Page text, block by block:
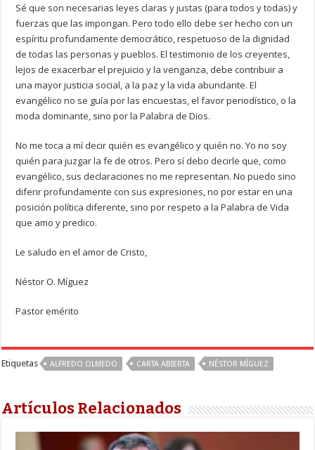
Sé que son necesarias leyes claras y justas (para todos y todas) y
fuerzas que las impongan. Pero todo ello debe ser hecho con un
espíritu profundamente democrático, respetuoso de la dignidad
de todas las personas y pueblos. El testimonio de los creyentes,
lejos de exacerbar el prejuicio y la venganza, debe contribuir a
una mayor justicia social, a la paz y la vida abundante. El
evangélico no se guía por las encuestas, el favor periodístico, o la
moda dominante, sino por la Palabra de Dios.
No me toca a mí decir quién es evangélico y quién no. Yo no soy
quién para juzgar la fe de otros. Pero sí debo decirle que, como
evangélico, sus declaraciones no me representan. No puedo sino
diferir profundamente con sus expresiones, no por estar en una
posición política diferente, sino por respeto a la Palabra de Vida
que amo y predico.
Le saludo en el amor de Cristo,
Néstor O. Míguez
Pastor emérito
Etiquetas ALFREDO OLMEDO CARTA ABIERTA NÉSTOR MÍGUEZ
Artículos Relacionados